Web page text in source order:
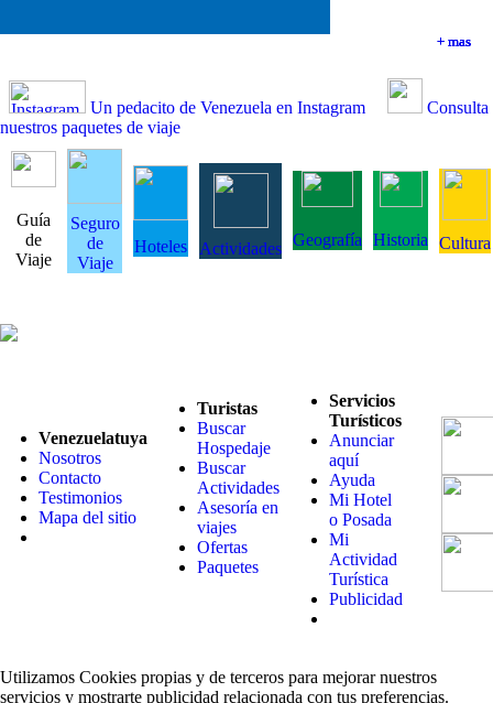
+ mas
+ mas
+ mas
+ mas
Un pedacito de Venezuela en Instagram
Consulta
nuestros paquetes de viaje
Guía
de
Viaje
Seguro
de
Viaje
Hoteles Actividades Geografía Historia Cultura
Venezuelatuya
Nosotros
Contacto
Testimonios
Mapa del sitio
Turistas
Buscar
Hospedaje
Buscar
Actividades
Asesoría en
viajes
Ofertas
Paquetes
Servicios
Turísticos
Anunciar
aquí
Ayuda
Mi Hotel
o Posada
Mi
Actividad
Turística
Publicidad
Utilizamos Cookies propias y de terceros para mejorar nuestros
servicios y mostrarte publicidad relacionada con tus preferencias.